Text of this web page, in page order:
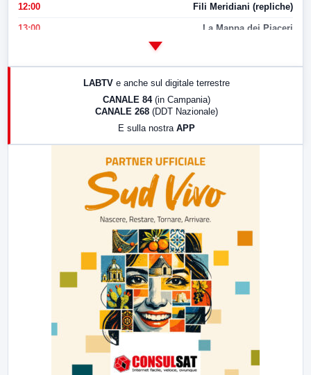
12:00 Fili Meridiani (repliche)
13:00 La Mappa dei Piaceri
LABTV e anche sul digitale terrestre
CANALE 84 (in Campania)
CANALE 268 (DDT Nazionale)
E sulla nostra APP